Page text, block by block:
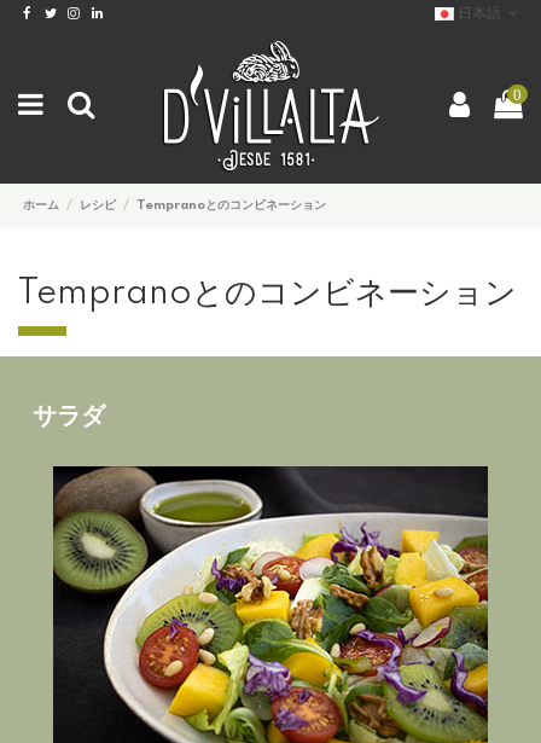
日本語
0
ホーム レシピ Tempranoとのコンビネーション
Tempranoとのコンビネーション
サラダ